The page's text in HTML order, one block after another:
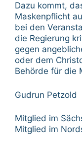
Dazu kommt,
Maskenpflicht
bei den
die Regierung
gegen
oder dem
Behörde für die
Gudrun Petzold
Mitglied im
Mitglied im